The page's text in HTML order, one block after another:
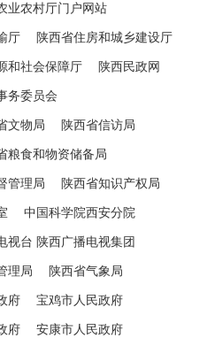
业农村厅门户网站
厅 陕西省住房和城乡建设厅
和社会保障厅 陕西民政网
务委员会
文物局 陕西省信访局
粮食和物资储备局
管理局 陕西省知识产权局
中国科学院西安分院
视台 陕西广播电视集团
理局 陕西省气象局
府 宝鸡市人民政府
府 安康市人民政府